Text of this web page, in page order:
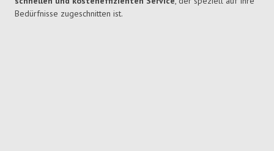
Bedürfnisse zugeschnitten ist.